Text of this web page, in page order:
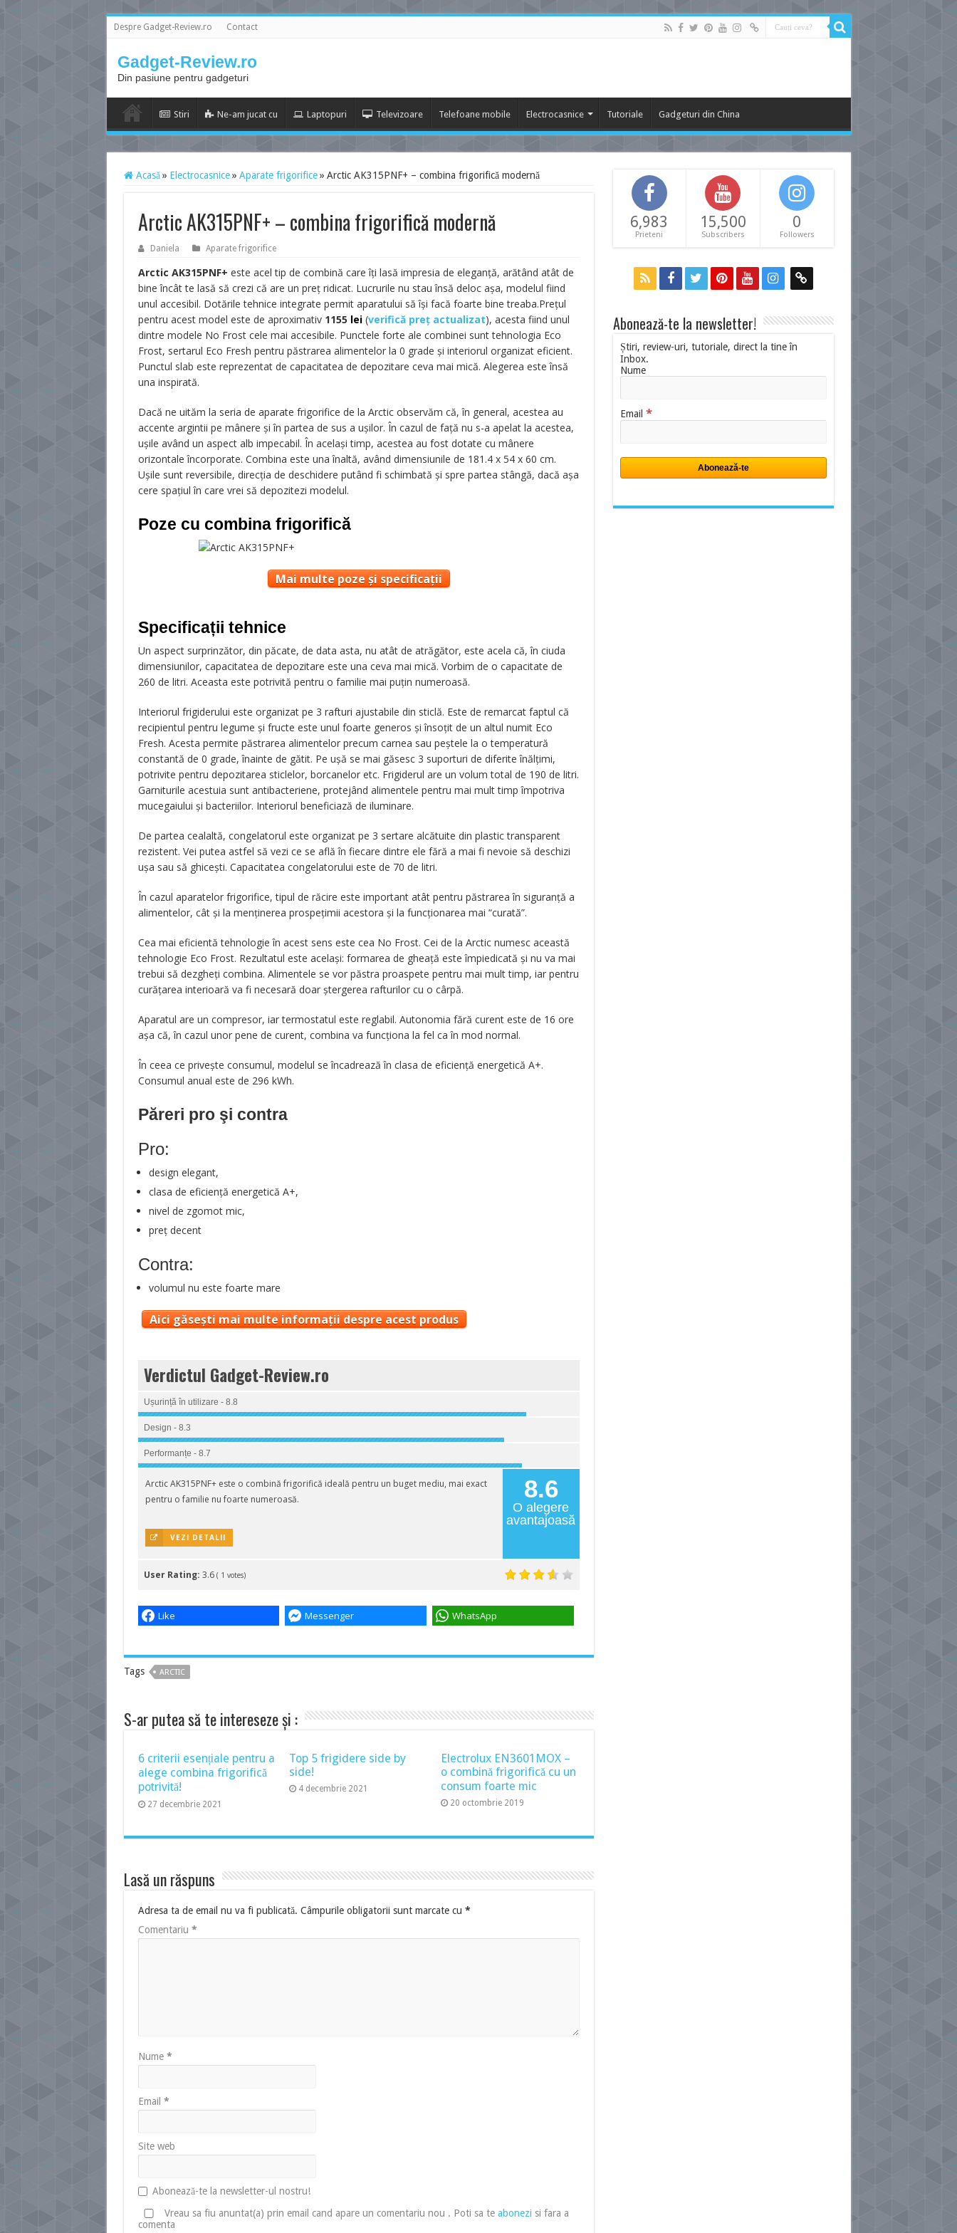
Despre Gadget-Review.ro Contact
Gadget-Review.ro
Din pasiune pentru gadgeturi
Stiri Ne-am jucat cu Laptopuri Televizoare Telefoane mobile Electrocasnice Tutoriale Gadgeturi din China
Acasă » Electrocasnice » Aparate frigorifice » Arctic AK315PNF+ – combina frigorifică modernă
Arctic AK315PNF+ – combina frigorifică modernă
Daniela Aparate frigorifice
Arctic AK315PNF+ este acel tip de combină care îți lasă impresia de eleganță, arătând atât de
bine încât te lasă să crezi că are un preț ridicat. Lucrurile nu stau însă deloc așa, modelul fiind
unul accesibil. Dotările tehnice integrate permit aparatului să își facă foarte bine treaba.Prețul
pentru acest model este de aproximativ 1155 lei(verifică preț actualizat), acesta fiind unul
dintre modele No Frost cele mai accesibile. Punctele forte ale combinei sunt tehnologia Eco
Frost, sertarul Eco Fresh pentru păstrarea alimentelor la 0 grade și interiorul organizat eficient.
Punctul slab este reprezentat de capacitatea de depozitare ceva mai mică. Alegerea este însă
una inspirată.
Dacă ne uităm la seria de aparate frigorifice de la Arctic observăm că, în general, acestea au
accente argintii pe mânere și în partea de sus a ușilor. În cazul de față nu s-a apelat la acestea,
ușile având un aspect alb impecabil. În același timp, acestea au fost dotate cu mânere
orizontale încorporate. Combina este una înaltă, având dimensiunile de 181.4 x 54 x 60 cm.
Ușile sunt reversibile, direcția de deschidere putând fi schimbată și spre partea stângă, dacă așa
cere spațiul în care vrei să depozitezi modelul.
Poze cu combina frigorifică
Mai multe poze și specificații
Specificații tehnice
Un aspect surprinzător, din păcate, de data asta, nu atât de atrăgător, este acela că, în ciuda
dimensiunilor, capacitatea de depozitare este una ceva mai mică. Vorbim de o capacitate de
260 de litri. Aceasta este potrivită pentru o familie mai puțin numeroasă.
Interiorul frigiderului este organizat pe 3 rafturi ajustabile din sticlă. Este de remarcat faptul că
recipientul pentru legume și fructe este unul foarte generos și însoțit de un altul numit Eco
Fresh. Acesta permite păstrarea alimentelor precum carnea sau peștele la o temperatură
constantă de 0 grade, înainte de gătit. Pe ușă se mai găsesc 3 suporturi de diferite înălțimi,
potrivite pentru depozitarea sticlelor, borcanelor etc. Frigiderul are un volum total de 190 de litri.
Garniturile acestuia sunt antibacteriene, protejând alimentele pentru mai mult timp împotriva
mucegaiului și bacteriilor. Interiorul beneficiază de iluminare.
De partea cealaltă, congelatorul este organizat pe 3 sertare alcătuite din plastic transparent
rezistent. Vei putea astfel să vezi ce se află în fiecare dintre ele fără a mai fi nevoie să deschizi
ușa sau să ghicești. Capacitatea congelatorului este de 70 de litri.
În cazul aparatelor frigorifice, tipul de răcire este important atât pentru păstrarea în siguranță a
alimentelor, cât și la menținerea prospețimii acestora și la funcționarea mai “curată”.
Cea mai eficientă tehnologie în acest sens este cea No Frost. Cei de la Arctic numesc această
tehnologie Eco Frost. Rezultatul este același: formarea de gheață este împiedicată și nu va mai
trebui să dezgheți combina. Alimentele se vor păstra proaspete pentru mai mult timp, iar pentru
curățarea interioară va fi necesară doar ștergerea rafturilor cu o cârpă.
Aparatul are un compresor, iar termostatul este reglabil. Autonomia fără curent este de 16 ore
așa că, în cazul unor pene de curent, combina va funcționa la fel ca în mod normal.
În ceea ce privește consumul, modelul se încadrează în clasa de eficiență energetică A+.
Consumul anual este de 296 kWh.
Păreri pro şi contra
Pro:
design elegant,
clasa de eficiență energetică A+,
nivel de zgomot mic,
preț decent
Contra:
volumul nu este foarte mare
Aici găsești mai multe informații despre acest produs
Verdictul Gadget-Review.ro
Ușurință în utilizare - 8.8
Design - 8.3
Performanțe - 8.7
8.6
O alegere
avantajoasă
Arctic AK315PNF+ este o combină frigorifică ideală pentru un buget mediu, mai exact
pentru o familie nu foarte numeroasă.
VEZI DETALII
User Rating: 3.6 ( 1 votes)
Like Messenger WhatsApp
Tags ARCTIC
S-ar putea să te intereseze și :
6 criterii esențiale pentru a
alege combina frigorifică
potrivită!
27 decembrie 2021
Top 5 frigidere side by
side!
4 decembrie 2021
Electrolux EN3601MOX –
o combină frigorifică cu un
consum foarte mic
20 octombrie 2019
Lasă un răspuns
Adresa ta de email nu va fi publicată. Câmpurile obligatorii sunt marcate cu *
Comentariu *
Nume *
Email *
Site web
Abonează-te la newsletter-ul nostru!
Vreau sa fiu anuntat(a) prin email cand apare un comentariu nou . Poti sa te abonezi si fara a
comenta
6,983
Prieteni
15,500
Subscribers
0
Followers
Abonează-te la newsletter!
Știri, review-uri, tutoriale, direct la tine în
Inbox.
Nume
Email *